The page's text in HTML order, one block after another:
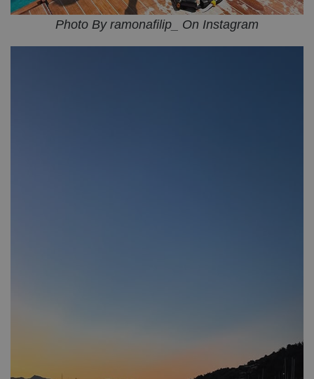
Photo By ramonafilip_ On Instagram